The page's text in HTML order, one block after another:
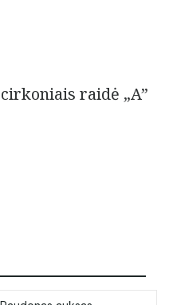
raidė „A”